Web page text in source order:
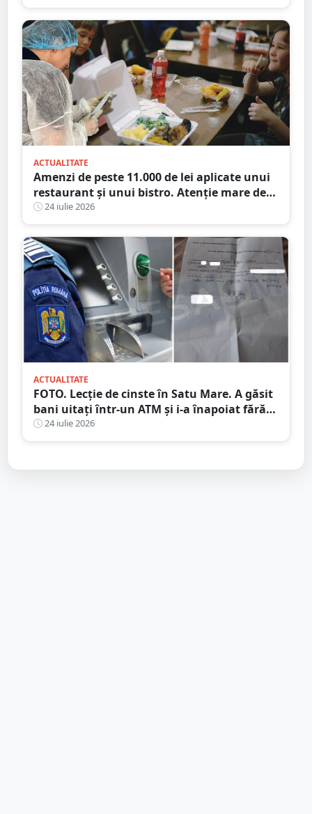
ACTUALITATE
Amenzi de peste 11.000 de lei aplicate unui
restaurant și unui bistro. Atenție mare de
unde mâncați
24 iulie 2026
ACTUALITATE
FOTO. Lecție de cinste în Satu Mare. A găsit
bani uitați într-un ATM și i-a înapoiat fără
să stea pe gânduri
24 iulie 2026